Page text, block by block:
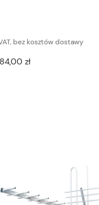
bez kosztów dostawy
84,00 zł